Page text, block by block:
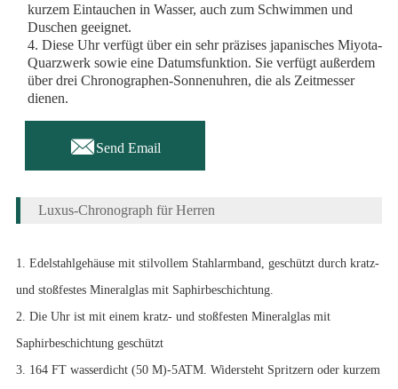
kurzem Eintauchen in Wasser, auch zum Schwimmen und
Duschen geeignet.
4. Diese Uhr verfügt über ein sehr präzises japanisches Miyota-
Quarzwerk sowie eine Datumsfunktion. Sie verfügt außerdem
über drei Chronographen-Sonnenuhren, die als Zeitmesser
dienen.
Send Email
Luxus-Chronograph für Herren
1. Edelstahlgehäuse mit stilvollem Stahlarmband, geschützt durch kratz-
und stoßfestes Mineralglas mit Saphirbeschichtung.
2. Die Uhr ist mit einem kratz- und stoßfesten Mineralglas mit
Saphirbeschichtung geschützt
3. 164 FT wasserdicht (50 M)-5ATM. Widersteht Spritzern oder kurzem